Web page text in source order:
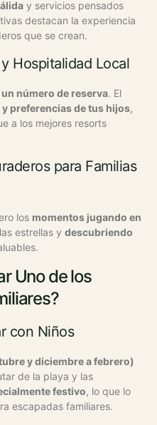
y servicios pensados
destacan la experiencia
que se crean.
Hospitalidad Local
número de reserva. El
preferencias de tus hijos,
a los mejores resorts
para Familias
los momentos jugando en
estrellas y descubriendo
Uno de los
con Niños
y diciembre a febrero)
de la playa y las
festivo, lo que lo
escapadas familiares.